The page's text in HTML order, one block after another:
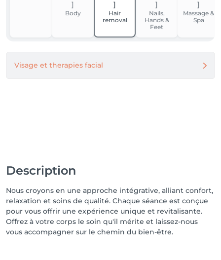
Body
Hair
removal
Nails,
Hands &
Feet
Massage &
Spa
Visage et therapies facial
Description
Nous croyons en une approche intégrative, alliant confort,
relaxation et soins de qualité. Chaque séance est conçue
pour vous offrir une expérience unique et revitalisante.
Offrez à votre corps le soin qu'il mérite et laissez-nous
vous accompagner sur le chemin du bien-être.